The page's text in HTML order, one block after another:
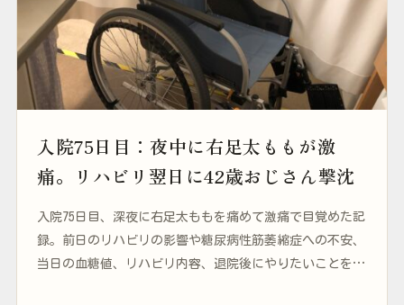
入院75日目：夜中に右足太ももが激
痛。リハビリ翌日に42歳おじさん撃沈
入院75日目、深夜に右足太ももを痛めて激痛で目覚めた記
録。前日のリハビリの影響や糖尿病性筋萎縮症への不安、
当日の血糖値、リハビリ内容、退院後にやりたいことを綴